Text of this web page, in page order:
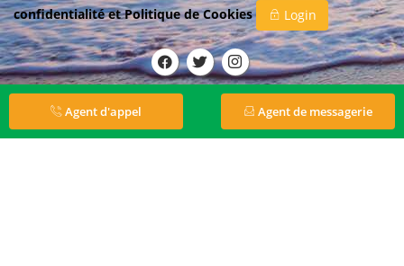
confidentialitéetPolitique de Cookies Login
Agent d'appel Agent de messagerie